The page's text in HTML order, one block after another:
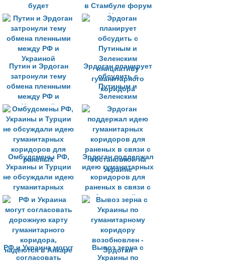
будет
урегулирован за
столом
переговоров
в Стамбуле форум
по Украине
Путин и Эрдоган
затронули тему
обмена пленными
между РФ и
Украиной
Эрдоган планирует
обсудить с
Путиным и
Зеленским
инициативу
гуманитарного
коридора
Омбудсмены РФ,
Украины и Турции
не обсуждали идею
гуманитарных
коридоров для
раненых
Эрдоган поддержал
идею гуманитарных
коридоров для
раненых в связи с
обстановкой на
Украине
РФ и Украина могут
согласовать
Вывоз зерна с
Украины по